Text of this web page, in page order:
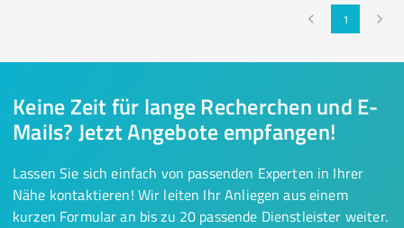
1
Keine Zeit für lange Recherchen und E-
Mails? Jetzt Angebote empfangen!
Lassen Sie sich einfach von passenden Experten in Ihrer
Nähe kontaktieren! Wir leiten Ihr Anliegen aus einem
kurzen Formular an bis zu 20 passende Dienstleister weiter.